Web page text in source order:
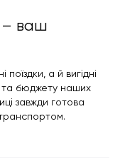
– ваш
а й вигідні
та бюджету наших
завжди готова